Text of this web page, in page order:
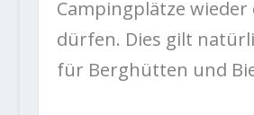
Campingplätze wieder
dürfen. Dies gilt
für Berghütten und